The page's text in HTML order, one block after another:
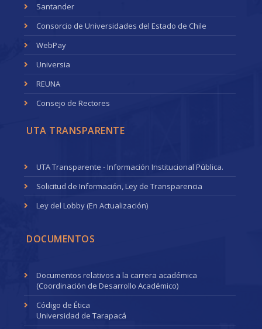
Santander
Consorcio de Universidades del Estado de Chile
WebPay
Universia
REUNA
Consejo de Rectores
UTA TRANSPARENTE
UTA Transparente - Información Institucional Pública.
Solicitud de Información, Ley de Transparencia
Ley del Lobby (En Actualización)
DOCUMENTOS
Documentos relativos a la carrera académica
(Coordinación de Desarrollo Académico)
Código de Ética
Universidad de Tarapacá